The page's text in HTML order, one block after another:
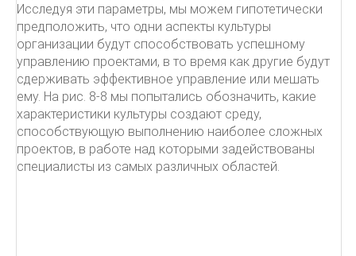
Исследуя эти параметры, мы можем гипотетически
предположить, что одни аспекты культуры
организации будут способствовать успешному
управлению проектами, в то время как другие будут
сдерживать эффективное управление или мешать
ему. На рис. 8-8 мы попытались обозначить, какие
характеристики культуры создают среду,
способствующую выполнению наиболее сложных
проектов, в работе над которыми задействованы
специалисты из самых различных областей.